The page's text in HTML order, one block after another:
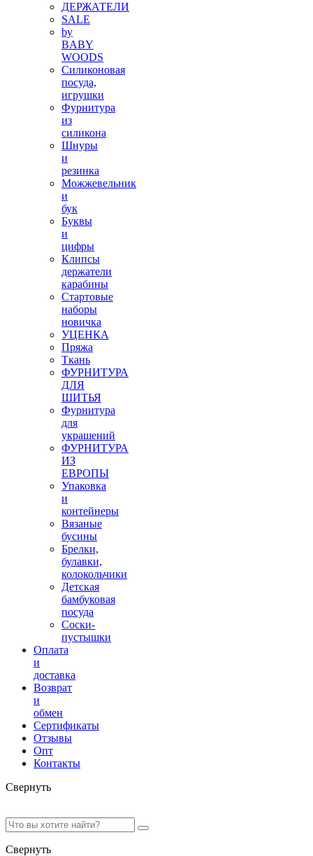
ДЕРЖАТЕЛИ
SALE
by
BABY
WOODS
Силиконовая
посуда,
игрушки
Фурнитура
из
силикона
Шнуры
и
резинка
Можжевельник
и
бук
Буквы
и
цифры
Клипсы
держатели
карабины
Стартовые
наборы
новичка
УЦЕНКА
Пряжа
Ткань
ФУРНИТУРА
ДЛЯ
ШИТЬЯ
Фурнитура
для
украшений
ФУРНИТУРА
ИЗ
ЕВРОПЫ
Упаковка
и
контейнеры
Вязаные
бусины
Брелки,
булавки,
колокольчики
Детская
бамбуковая
посуда
Соски-
пустышки
Оплата
и
доставка
Возврат
и
обмен
Сертификаты
Отзывы
Опт
Контакты
Свернуть
Свернуть